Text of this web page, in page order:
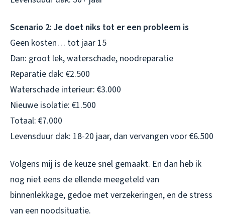
Scenario 2: Je doet niks tot er een probleem is
Geen kosten… tot jaar 15
Dan: groot lek, waterschade, noodreparatie
Reparatie dak: €2.500
Waterschade interieur: €3.000
Nieuwe isolatie: €1.500
Totaal: €7.000
Levensduur dak: 18-20 jaar, dan vervangen voor €6.500
Volgens mij is de keuze snel gemaakt. En dan heb ik
nog niet eens de ellende meegeteld van
binnenlekkage, gedoe met verzekeringen, en de stress
van een noodsituatie.